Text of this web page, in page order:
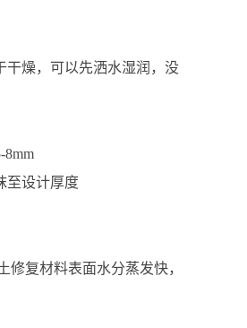
燥，可以先洒水湿润，没
至设计厚度
复材料表面水分蒸发快，